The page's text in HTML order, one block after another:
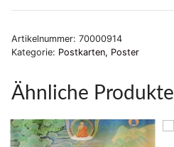
Kloster
Thubten
(2)
Artikelnummer: 70000914
Kategorie: Postkarten, Poster
Ähnliche Produkte